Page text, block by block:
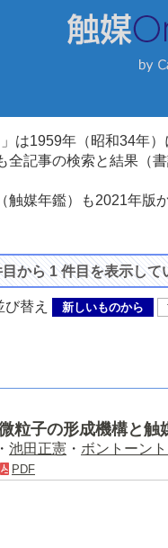
は1959年（昭和34年
全記事の検索と結果（
触媒年鑑）も2021年
目から 1 件目を表示して
替え 新しいものから
粒子の形成機構と触
・ 池田正憲 ・ ボントーン
PDF